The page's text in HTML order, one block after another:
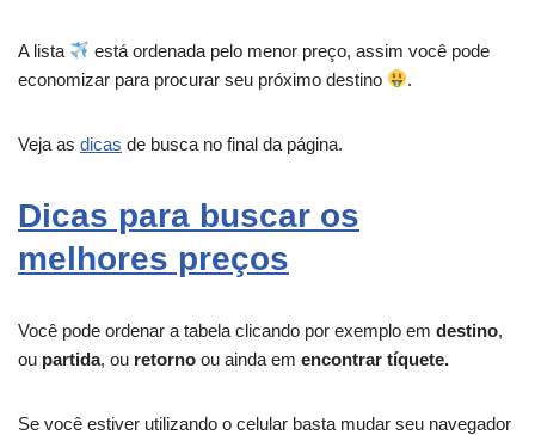
A lista
está ordenada pelo menor preço, assim você pode
economizar para procurar seu próximo destino
.
Veja as dicas de busca no final da página.
Dicas para buscar os
melhores preços
Você pode ordenar a tabela clicando por exemplo em destino,
ou partida, ou retorno ou ainda em encontrar tíquete.
Se você estiver utilizando o celular basta mudar seu navegador